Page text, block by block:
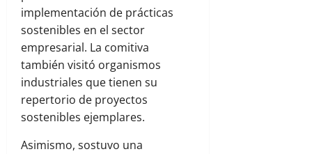
implementación de prácticas
sostenibles en el sector
empresarial. La comitiva
también visitó organismos
industriales que tienen su
repertorio de proyectos
sostenibles ejemplares.
Asimismo, sostuvo una